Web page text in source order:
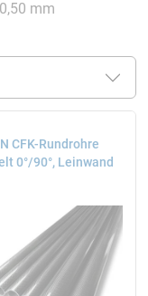
0,50 mm
CFK-Rundrohre
0°/90°, Leinwand